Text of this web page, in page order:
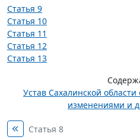
Статья 9
Статья 10
Статья 11
Статья 12
Статья 13
Устав Сахалинской
изменениями и
Статья 8